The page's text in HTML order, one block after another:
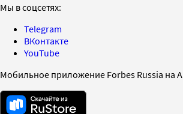
Мы в соцсетях:
Telegram
ВКонтакте
YouTube
Мобильное приложение Forbes Russia на